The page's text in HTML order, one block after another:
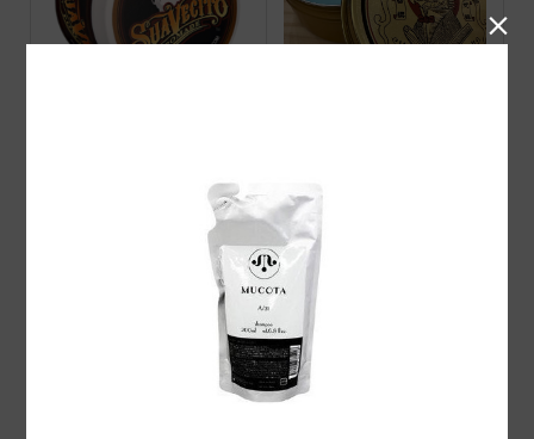
Suavecito Amber Skies O
RIGINAL HOLD POMADE
